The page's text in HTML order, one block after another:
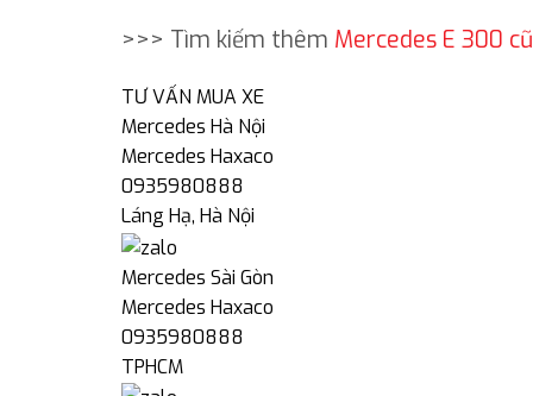
>>> Tìm kiếm thêm Mercedes E 300 cũ
TƯ VẤN MUA XE
Mercedes Hà Nội
Mercedes Haxaco
0935980888
Láng Hạ, Hà Nội
Mercedes Sài Gòn
Mercedes Haxaco
0935980888
TPHCM